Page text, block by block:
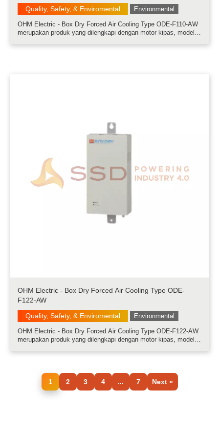
Quality, Safety, & Enviromental
Environmental
OHM Electric - Box Dry Forced Air Cooling Type ODE-F110-AW
merupakan produk yang dilengkapi dengan motor kipas, model
OHM Electric - Box Dry Forced Air Cooling Type ODE-
F122-AW
Quality, Safety, & Enviromental
Environmental
OHM Electric - Box Dry Forced Air Cooling Type ODE-F122-AW
merupakan produk yang dilengkapi dengan motor kipas, model
1 2 3 4 ... 7 Next »